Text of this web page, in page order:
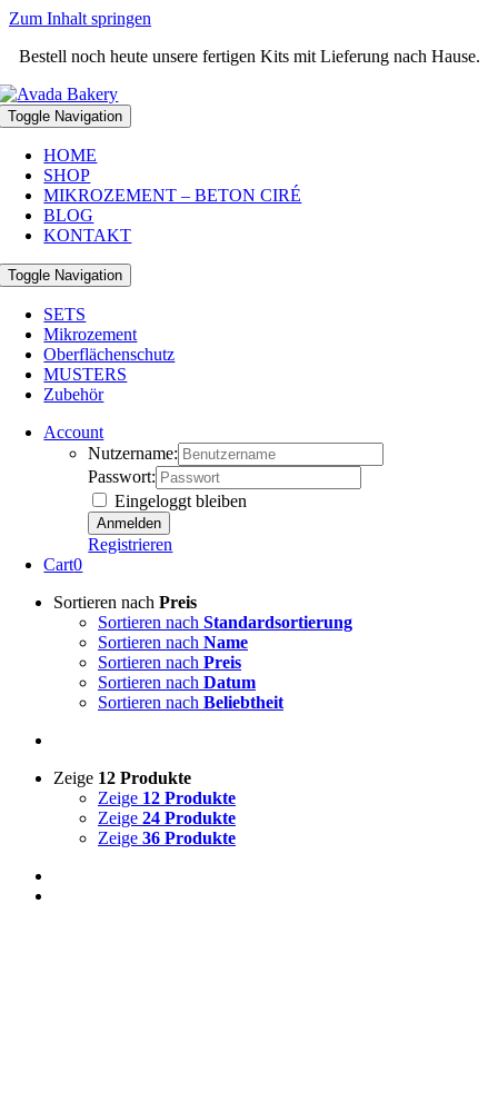
Zum Inhalt springen
Bestell noch heute unsere fertigen Kits mit Lieferung nach Hause.
Toggle Navigation
HOME
SHOP
MIKROZEMENT – BETON CIRÉ
BLOG
KONTAKT
Toggle Navigation
SETS
Mikrozement
Oberflächenschutz
MUSTERS
Zubehör
Account
Nutzername:
Passwort:
Eingeloggt bleiben
Registrieren
Cart0
Sortieren nach Preis
Sortieren nach Standardsortierung
Sortieren nach Name
Sortieren nach Preis
Sortieren nach Datum
Sortieren nach Beliebtheit
Zeige 12 Produkte
Zeige 12 Produkte
Zeige 24 Produkte
Zeige 36 Produkte